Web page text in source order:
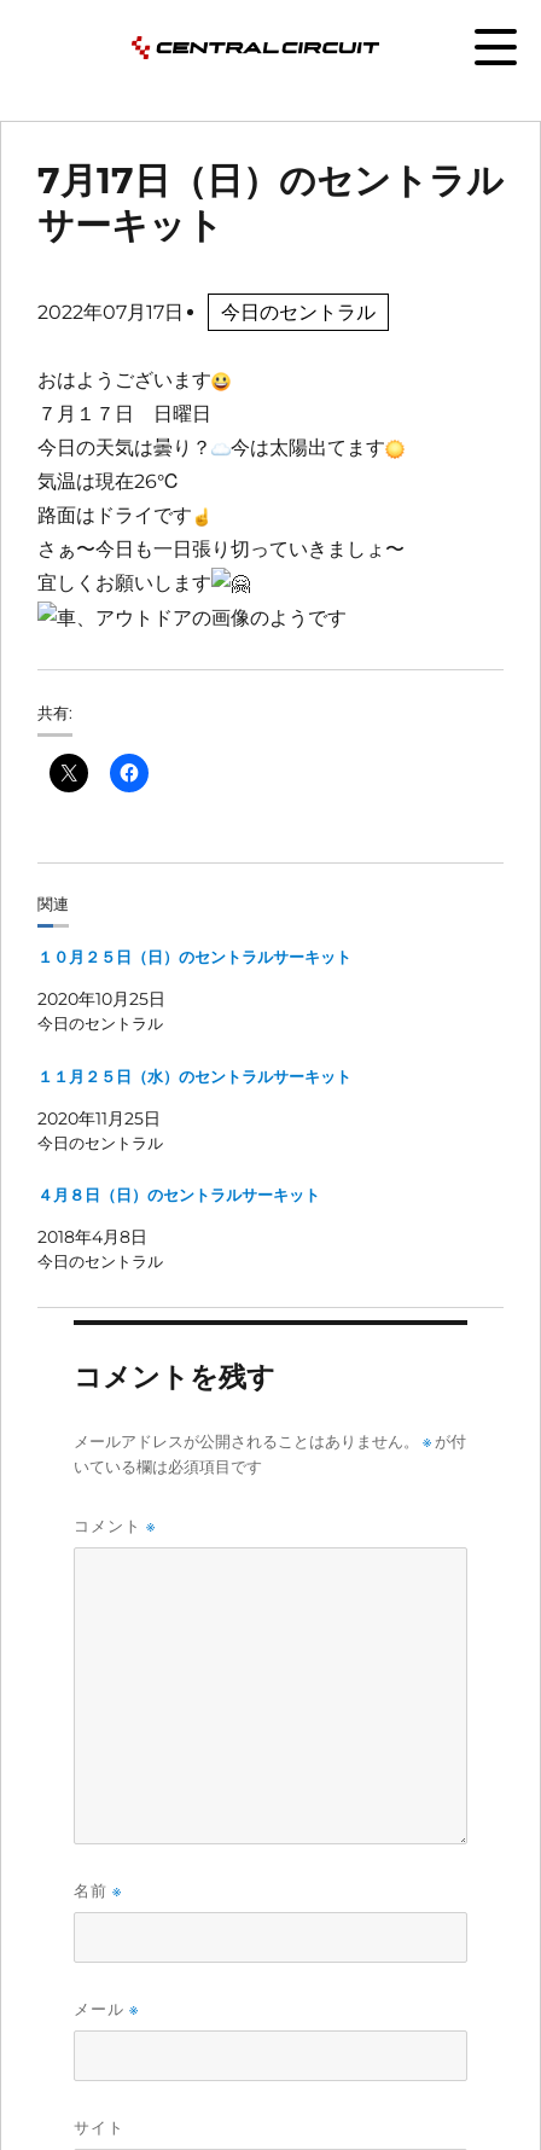
7月17日（日）のセントラル
サーキット
2022年07月17日 今日のセントラル
おはようございます
７月１７日 日曜日
今日の天気は曇り？
今は太陽出てます
気温は現在26℃
路面はドライです
さぁ〜今日も一日張り切っていきましょ〜
宜しくお願いします
共有:
関連
１０月２５日（日）のセントラルサーキット
2020年10月25日
今日のセントラル
１１月２５日（水）のセントラルサーキット
2020年11月25日
今日のセントラル
４月８日（日）のセントラルサーキット
2018年4月8日
今日のセントラル
コメントを残す
メールアドレスが公開されることはありません。 ※が付
いている欄は必須項目です
コメント ※
名前 ※
メール ※
サイト